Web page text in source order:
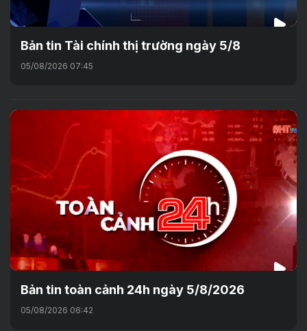
Bản tin Tài chính thị trường ngày 5/8
05/08/2026 07:45
Bản tin toàn cảnh 24h ngày 5/8/2026
05/08/2026 06:42